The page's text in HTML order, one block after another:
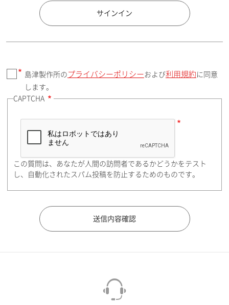
国 / エリア
郵便番号（勤務先）
住所検索
都道府県（勤務先）
サインイン
島津製作所の プライバシーポリシー および利用規約 に同意
します。
CAPTCHA
この質問は、あなたが人間の訪問者であるかどうかをテスト
し、自動化されたスパム投稿を防止するためのものです。